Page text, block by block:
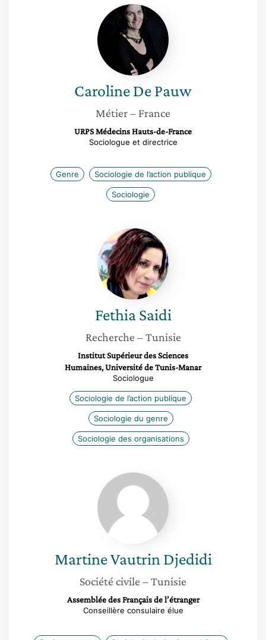
Caroline
De
Pauw
CarolineDe Pauw
Métier– France
URPS Médecins Hauts-de-France
Sociologue et directrice
Genre Sociologie de l’action publique
Sociologie
Fethia
Saidi
Fethia Saidi
Recherche – Tunisie
Institut Supérieur des Sciences
Humaines, Université de Tunis-Manar
Sociologue
Sociologie de l’action publique
Sociologie du genre
Sociologie des organisations
Martine
Vautrin
Djedidi
MartineVautrin Djedidi
Société civile – Tunisie
Assemblée des Français de l’étranger
Conseillère consulaire élue